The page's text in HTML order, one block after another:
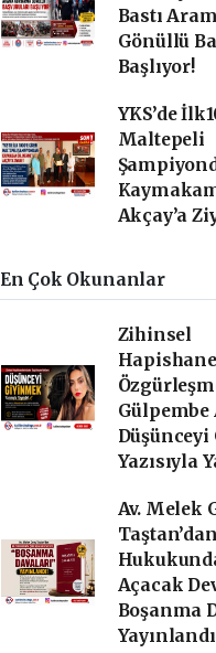
Bastı
Gönüllü
Başlıyor!
YKS’de
Maltepeli
Akçay’a
En Çok Okunanlar
Zihinsel
Gülpembe
Yazısıyla
Av. Melek
Açacak
Boşanma